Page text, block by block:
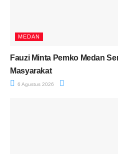
MEDAN
Fauzi Minta Pemko Medan
Masyarakat
6 Agustus 2026